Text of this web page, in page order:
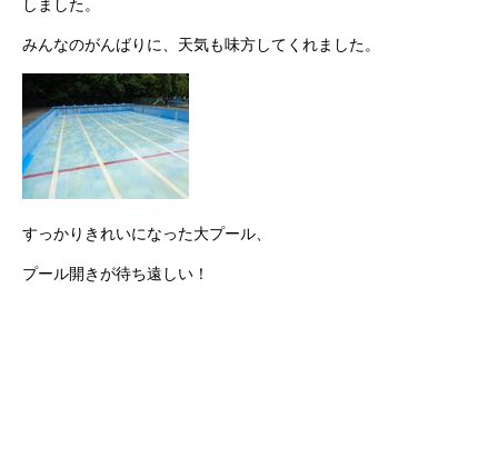
しました。
みんなのがんばりに、天気も味方してくれました。
すっかりきれいになった大プール、
プール開きが待ち遠しい！